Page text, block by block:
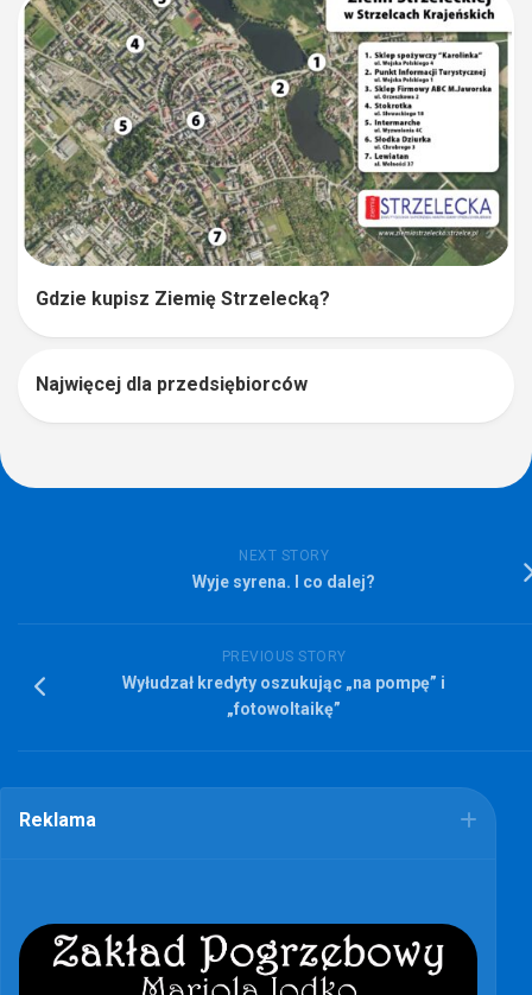
Gdzie kupisz Ziemię Strzelecką?
Najwięcej dla przedsiębiorców
NEXT STORY
Wyje syrena. I co dalej?
PREVIOUS STORY
Wyłudzał kredyty oszukując „na pompę” i
„fotowoltaikę”
Reklama